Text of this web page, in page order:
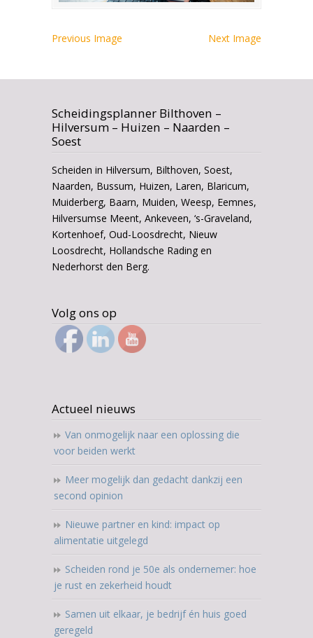
Previous Image Next Image
Scheidingsplanner Bilthoven –
Hilversum – Huizen – Naarden –
Soest
Scheiden in Hilversum, Bilthoven, Soest,
Naarden, Bussum, Huizen, Laren, Blaricum,
Muiderberg, Baarn, Muiden, Weesp, Eemnes,
Hilversumse Meent, Ankeveen, ‘s-Graveland,
Kortenhoef, Oud-Loosdrecht, Nieuw
Loosdrecht, Hollandsche Rading en
Nederhorst den Berg.
Volg ons op
Actueel nieuws
Van onmogelijk naar een oplossing die
voor beiden werkt
Meer mogelijk dan gedacht dankzij een
second opinion
Nieuwe partner en kind: impact op
alimentatie uitgelegd
Scheiden rond je 50e als ondernemer: hoe
je rust en zekerheid houdt
Samen uit elkaar, je bedrijf én huis goed
geregeld